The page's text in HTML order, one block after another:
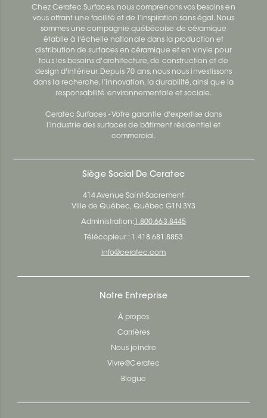
Chez Ceratec Surfaces, nous comprenons vos besoins en
vous offrant une facilité et de l’inspiration sans égal. Nous
sommes une compagnie québécoise de céramique
établie à l'échelle nationale dans la production et
distribution de surfaces en céramique et en vinyle pour
tous les besoins d'architecture, de construction et de
design d'intérieur. Depuis 70 ans, nous nous investissons
dans la recherche, l’innovation, la durabilité, ainsi que la
responsabilité environnementale et sociale.
Ceratec Surfaces - Votre garantie d'expertise dans
l’industrie des surfaces de bâtiment résidentiel et
commercial.
Siège Social De Ceratec
414 Avenue Saint-Sacrement
Ville de Québec, Québec G1N 3Y3
Administration: 1.800.663.8445
Télécopieur : 1.418.681.8853
info@ceratec.com
Notre Entreprise
À propos
Carrières
Nous joindre
Vivre@Ceratec
Blogue